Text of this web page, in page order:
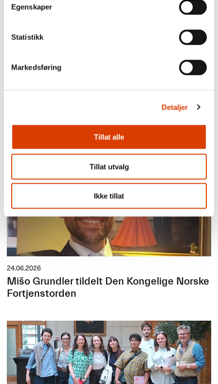
Egenskaper
Statistikk
Markedsføring
Detaljer
Tillat alle
Tillat utvalg
Ikke tillat
Lucy Moffatt - Månedens oversetter
24.06.2026
Mišo Grundler tildelt Den Kongelige Norske
Fortjenstorden